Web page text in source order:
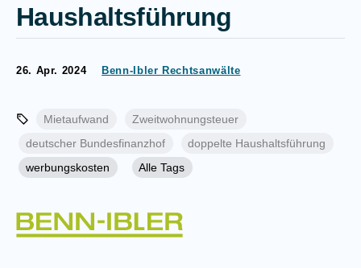
Haushaltsführung
26. Apr. 2024 Benn-Ibler Rechtsanwälte
Mietaufwand
Zweitwohnungsteuer
deutscher Bundesfinanzhof
doppelte Haushaltsführung
werbungskosten
Alle Tags